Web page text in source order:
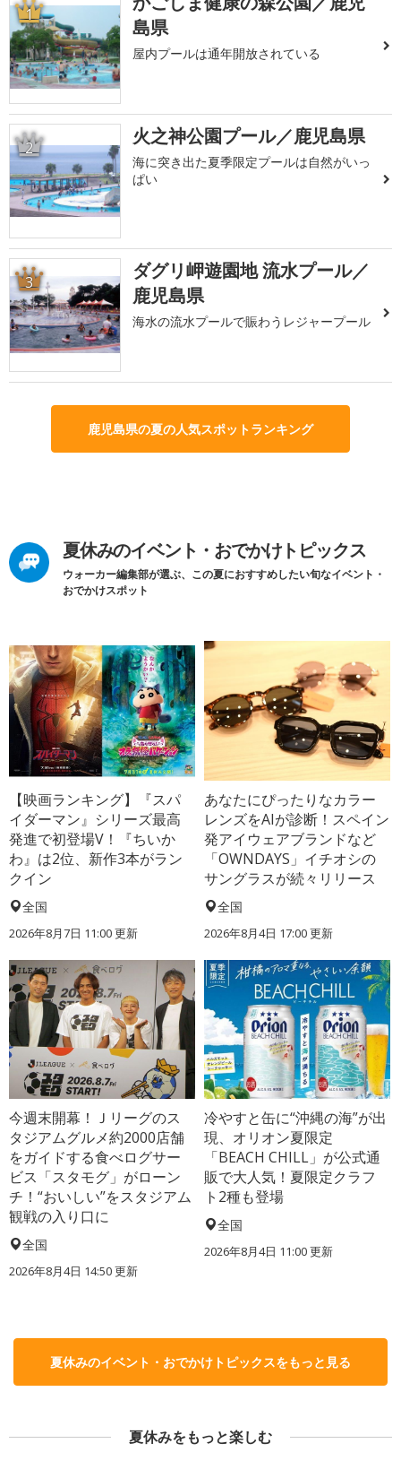
1
島県
屋内プールは通年開放されている
2 火之神公園プール／鹿児島県
海に突き出た夏季限定プールは自然がいっ
ぱい
3
ダグリ岬遊園地 流水プール／
鹿児島県
海水の流水プールで賑わうレジャープール
鹿児島県の夏の人気スポットランキング
夏休みのイベント・おでかけトピックス
ウォーカー編集部が選ぶ、この夏におすすめしたい旬なイベント・
おでかけスポット
【映画ランキング】『スパ
イダーマン』シリーズ最高
発進で初登場V！『ちいか
わ』は2位、新作3本がラン
クイン
全国
2026年8月7日 11:00更新
あなたにぴったりなカラー
レンズをAIが診断！スペイン
発アイウェアブランドなど
「OWNDAYS」イチオシの
サングラスが続々リリース
全国
2026年8月4日 17:00更新
今週末開幕！Ｊリーグのス
タジアムグルメ約2000店舗
をガイドする食べログサー
ビス「スタモグ」がローン
チ！“おいしい”をスタジアム
観戦の入り口に
全国
2026年8月4日 14:50更新
冷やすと缶に“沖縄の海”が出
現、オリオン夏限定
「BEACH CHILL」が公式通
販で大人気！夏限定クラフ
ト2種も登場
全国
2026年8月4日 11:00更新
夏休みのイベント・おでかけトピックスをもっと見る
夏休みをもっと楽しむ